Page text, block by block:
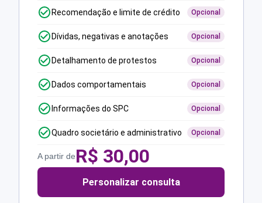
Recomendação e limite de crédito Opcional
Dívidas, negativas e anotações Opcional
Detalhamento de protestos Opcional
Dados comportamentais Opcional
Informações do SPC Opcional
Quadro societário e administrativo Opcional
A partir deR$ 30,00
Personalizar consulta